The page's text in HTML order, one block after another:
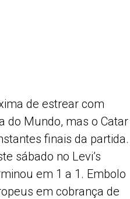
de estrear com
do Mundo, mas o Catar
finais da partida.
sábado no Levi’s
em 1 a 1. Embolo
em cobrança de